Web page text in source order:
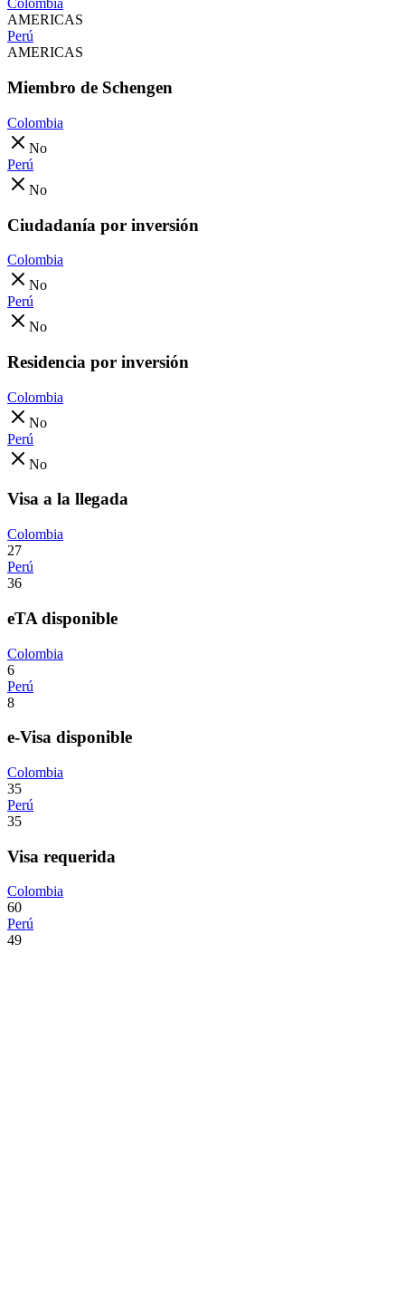
Colombia
AMERICAS
Perú
AMERICAS
Miembro de Schengen
Colombia
No
Perú
No
Ciudadanía por inversión
Colombia
No
Perú
No
Residencia por inversión
Colombia
No
Perú
No
Visa a la llegada
Colombia
27
Perú
36
eTA disponible
Colombia
6
Perú
8
e-Visa disponible
Colombia
35
Perú
35
Visa requerida
Colombia
60
Perú
49